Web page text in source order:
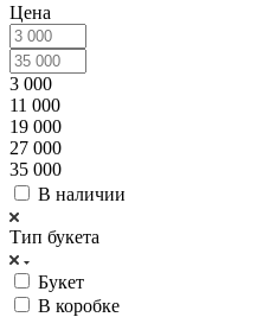
Цена
3 000
11 000
19 000
27 000
35 000
В наличии
Тип букета
Букет
В коробке